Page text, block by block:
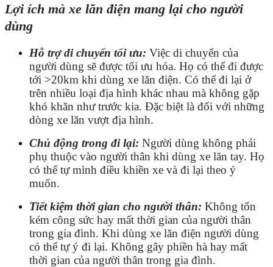
Lợi ích mà xe lăn điện mang lại cho người
dùng
Hỗ trợ di chuyển tối ưu: Việc di chuyển của
người dùng sẽ được tối ưu hóa. Họ có thể đi được
tới >20km khi dùng xe lăn điện. Có thể đi lại ở
trên nhiều loại địa hình khác nhau mà không gặp
khó khăn như trước kia. Đặc biệt là đối với những
dòng xe lăn vượt địa hình.
Chủ động trong đi lại: Người dùng không phải
phụ thuộc vào người thân khi dùng xe lăn tay. Họ
có thể tự mình điều khiền xe và đi lại theo ý
muốn.
Tiết kiệm thời gian cho người thân: Không tốn
kém công sức hay mất thời gian của người thân
trong gia đình. Khi dùng xe lăn điện người dùng
có thể tự ý đi lại. Không gây phiền hà hay mất
thời gian của người thân trong gia đình.